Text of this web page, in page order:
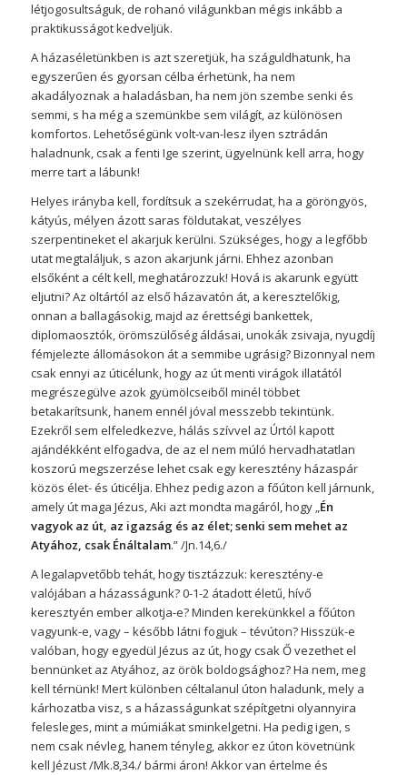
létjogosultságuk, de rohanó világunkban mégis inkább a
praktikusságot kedveljük.
A házaséletünkben is azt szeretjük, ha száguldhatunk, ha
egyszerűen és gyorsan célba érhetünk, ha nem
akadályoznak a haladásban, ha nem jön szembe senki és
semmi, s ha még a szemünkbe sem világít, az különösen
komfortos. Lehetőségünk volt-van-lesz ilyen sztrádán
haladnunk, csak a fenti Ige szerint, ügyelnünk kell arra, hogy
merre tart a lábunk!
Helyes irányba kell, fordítsuk a szekérrudat, ha a göröngyös,
kátyús, mélyen ázott saras földutakat, veszélyes
szerpentineket el akarjuk kerülni. Szükséges, hogy a legfőbb
utat megtaláljuk, s azon akarjunk járni. Ehhez azonban
elsőként a célt kell, meghatározzuk! Hová is akarunk együtt
eljutni? Az oltártól az első házavatón át, a keresztelőkig,
onnan a ballagásokig, majd az érettségi bankettek,
diplomaosztók, örömszülőség áldásai, unokák zsivaja, nyugdíj
fémjelezte állomásokon át a semmibe ugrásig? Bizonnyal nem
csak ennyi az úticélunk, hogy az út menti virágok illatától
megrészegülve azok gyümölcseiből minél többet
betakarítsunk, hanem ennél jóval messzebb tekintünk.
Ezekről sem elfeledkezve, hálás szívvel az Úrtól kapott
ajándékként elfogadva, de az el nem múló hervadhatatlan
koszorú megszerzése lehet csak egy keresztény házaspár
közös élet- és úticélja. Ehhez pedig azon a főúton kell járnunk,
amely út maga Jézus, Aki azt mondta magáról, hogy „Én
vagyok az út, az igazság és az élet; senki sem mehet az
Atyához, csak Énáltalam.” /Jn.14,6./
A legalapvetőbb tehát, hogy tisztázzuk: keresztény-e
valójában a házasságunk? 0-1-2 átadott életű, hívő
keresztyén ember alkotja-e? Minden kerekünkkel a főúton
vagyunk-e, vagy – később látni fogjuk – tévúton? Hisszük-e
valóban, hogy egyedül Jézus az út, hogy csak Ő vezethet el
bennünket az Atyához, az örök boldogsághoz? Ha nem, meg
kell térnünk! Mert különben céltalanul úton haladunk, mely a
kárhozatba visz, s a házasságunkat szépítgetni olyannyira
felesleges, mint a múmiákat sminkelgetni. Ha pedig igen, s
nem csak névleg, hanem tényleg, akkor ez úton követnünk
kell Jézust /Mk.8,34./ bármi áron! Akkor van értelme és